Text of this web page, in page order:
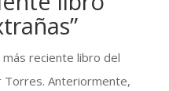
más reciente libro del
Anteriormente,